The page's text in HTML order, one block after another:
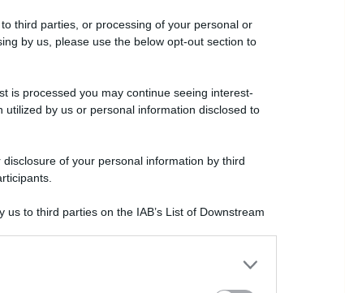
third parties, or processing of your personal or
by us, please use the below opt-out section to
is processed you may continue seeing interest-
by us or personal information disclosed to
of your personal information by third
to third parties on the IAB’s List of Downstream
visit or usage behaviour. You may click to grant or
avranno un costo finale di 275
5 giornidall’infrazione vi è lo
consente l’invio telematico